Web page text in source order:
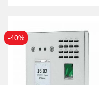
-40%